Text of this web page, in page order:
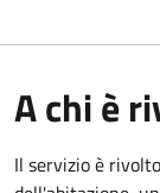
A chi è
Il servizio è